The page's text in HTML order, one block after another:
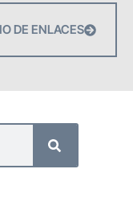
DE ENLACES